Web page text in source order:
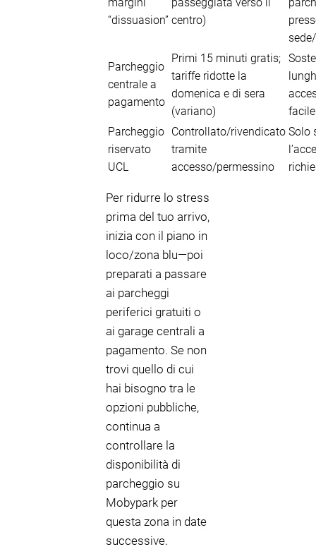
margini
“dissuasion”
passeggiata verso il
centro)
Parcheggio
centrale a
pagamento
Primi 15 minuti gratis;
tariffe ridotte la
domenica e di sera
(variano)
facile
Parcheggio
riservato
UCL
Controllato/rivendicato
tramite
accesso/permessino
Solo
Per ridurre lo stress
prima del tuo arrivo,
inizia con il piano in
loco/zona blu—poi
preparati a passare
ai parcheggi
periferici gratuiti o
ai garage centrali a
pagamento. Se non
trovi quello di cui
hai bisogno tra le
opzioni pubbliche,
continua a
controllare la
disponibilità di
parcheggio su
Mobypark per
questa zona in date
successive.